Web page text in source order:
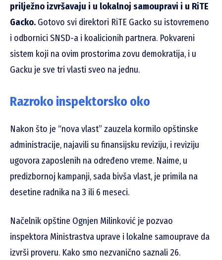
prilježno izvršavaju i u lokalnoj samoupravi i u RiTE
Gacko. Gotovo svi direktori RiTE Gacko su istovremeno
i odbornici SNSD-a i koalicionih partnera. Pokvareni
sistem koji na ovim prostorima zovu demokratija, i u
Gacku je sve tri vlasti sveo na jednu.
Razroko inspektorsko oko
Nakon što je “nova vlast” zauzela kormilo opštinske
administracije, najavili su finansijsku reviziju, i reviziju
ugovora zaposlenih na određeno vreme. Naime, u
predizbornoj kampanji, sada bivša vlast, je primila na
desetine radnika na 3 ili 6 meseci.
Načelnik opštine Ognjen Milinković je pozvao
inspektora Ministrastva uprave i lokalne samouprave da
izvrši proveru. Kako smo nezvanično saznali 26.